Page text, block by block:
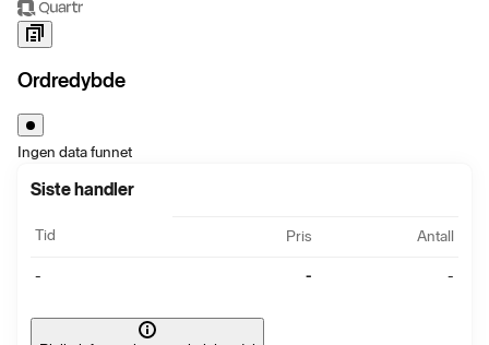
Ordredybde
Ingen data funnet
Siste handler
Tid Pris Antall
- - -